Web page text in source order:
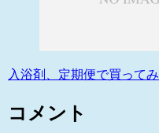
入浴剤、定期便で買って
コメント